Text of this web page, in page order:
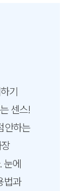
기
센스!
안하는
눈에
법과